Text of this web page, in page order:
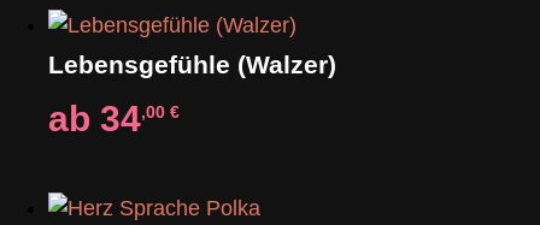
Lebensgefühle (Walzer)
ab34,00€